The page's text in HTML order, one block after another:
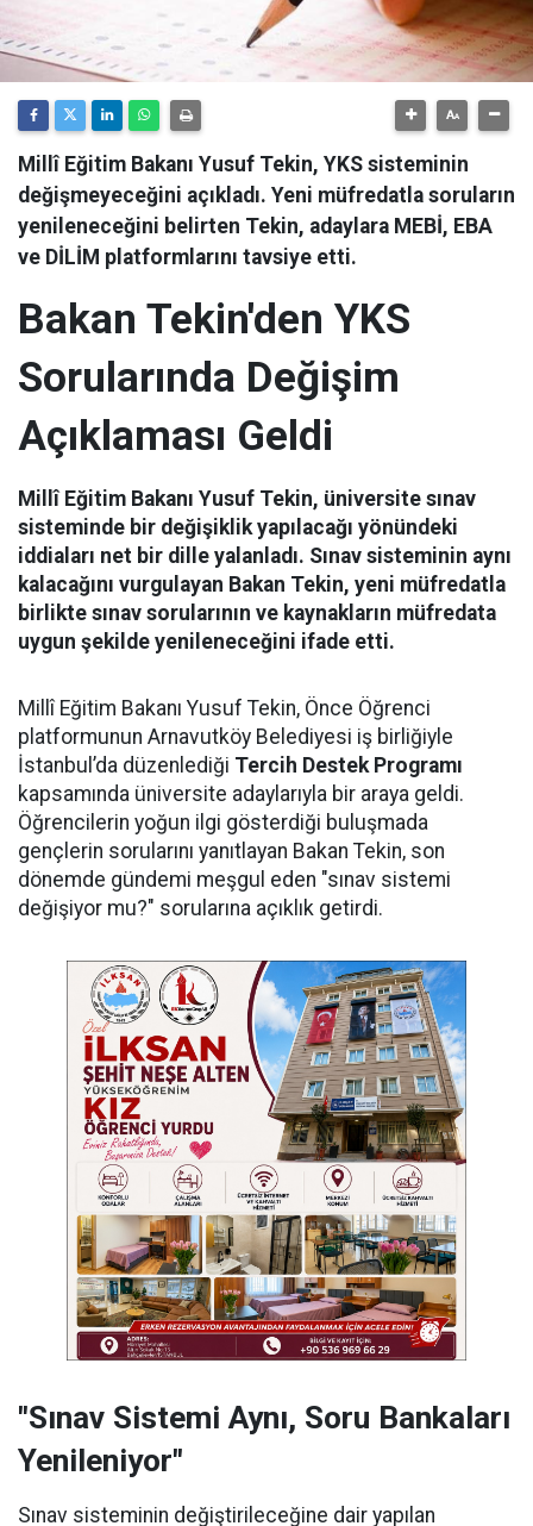
Millî Eğitim Bakanı Yusuf Tekin, YKS sisteminin
değişmeyeceğini açıkladı. Yeni müfredatla soruların
yenileneceğini belirten Tekin, adaylara MEBİ, EBA
ve DİLİM platformlarını tavsiye etti.
Bakan Tekin'den YKS
Sorularında Değişim
Açıklaması Geldi
Millî Eğitim Bakanı Yusuf Tekin, üniversite sınav
sisteminde bir değişiklik yapılacağı yönündeki
iddiaları net bir dille yalanladı. Sınav sisteminin aynı
kalacağını vurgulayan Bakan Tekin, yeni müfredatla
birlikte sınav sorularının ve kaynakların müfredata
uygun şekilde yenileneceğini ifade etti.
Millî Eğitim Bakanı Yusuf Tekin, Önce Öğrenci
platformunun Arnavutköy Belediyesi iş birliğiyle
İstanbul’da düzenlediği Tercih Destek Programı
kapsamında üniversite adaylarıyla bir araya geldi.
Öğrencilerin yoğun ilgi gösterdiği buluşmada
gençlerin sorularını yanıtlayan Bakan Tekin, son
dönemde gündemi meşgul eden "sınav sistemi
değişiyor mu?" sorularına açıklık getirdi.
"Sınav Sistemi Aynı, Soru Bankaları
Yenileniyor"
Sınav sisteminin değiştirileceğine dair yapılan